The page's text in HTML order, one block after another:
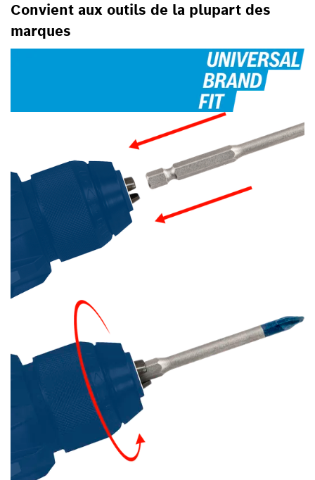
Convient aux outils de la plupart des
marques